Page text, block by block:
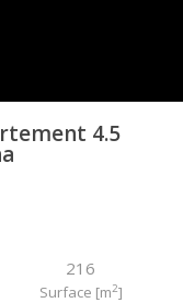
4.5
216
Surface [m2]